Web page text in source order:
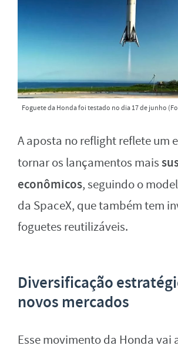
Foguete da Honda foi testado no dia 17 de junho
A aposta no reflight reflete um
tornar os lançamentos mais
econômicos, seguindo o
da SpaceX, que também tem
foguetes reutilizáveis.
Diversificação
novos mercados
Esse movimento da Honda vai